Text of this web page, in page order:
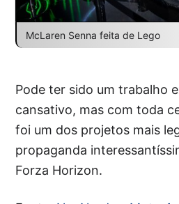
McLaren Senna feita de Lego
Pode ter sido um trabalho
cansativo, mas com toda
foi um dos projetos mais
propaganda
Forza Horizon.